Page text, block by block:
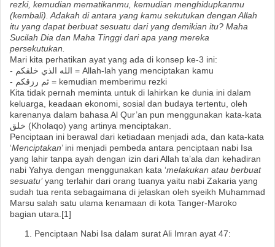
rezki, kemudian mematikanmu, kemudian menghidupkanmu
(kembali). Adakah di antara yang kamu sekutukan dengan Allah
itu yang dapat berbuat sesuatu dari yang demikian itu? Maha
Sucilah Dia dan Maha Tinggi dari apa yang mereka
persekutukan.
Mari kita perhatikan ayat yang ada di konsep ke-3 ini:
- الله الذي خلقكم = Allah-lah yang menciptakan kamu
- ثم رزقكم = kemudian memberimu rezki
Kita tidak pernah meminta untuk di lahirkan ke dunia ini dalam
keluarga, keadaan ekonomi, sosial dan budaya tertentu, oleh
karenanya dalam bahasa Al Qur’an pun menggunakan kata-kata
خلق (Kholaqo) yang artinya menciptakan.
Penciptaan ini berawal dari ketiadaan menjadi ada, dan kata-kata
‘Menciptakan’ ini menjadi pembeda antara penciptaan nabi Isa
yang lahir tanpa ayah dengan izin dari Allah ta’ala dan kehadiran
nabi Yahya dengan menggunakan kata ‘melakukan atau berbuat
sesuatu’yang terlahir dari orang tuanya yaitu nabi Zakaria yang
sudah tua renta sebagaimana di jelaskan oleh syeikh Muhammad
Marsu salah satu ulama kenamaan di kota Tanger-Maroko
bagian utara.[1]
Penciptaan Nabi Isa dalam surat Ali Imran ayat 47: